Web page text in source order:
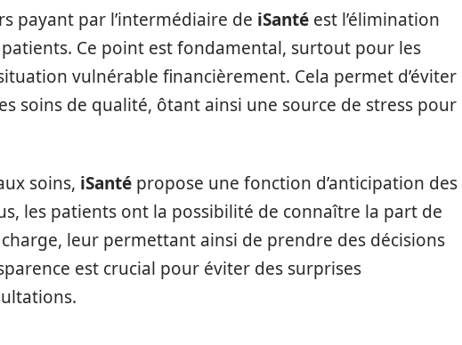
payant par l’intermédiaire de iSanté est l’élimination
patients. Ce point est fondamental, surtout pour les
vulnérable financièrement. Cela permet d’éviter
soins de qualité, ôtant ainsi une source de stress pour
soins, iSanté propose une fonction d’anticipation des
les patients ont la possibilité de connaître la part de
leur permettant ainsi de prendre des décisions
est crucial pour éviter des surprises